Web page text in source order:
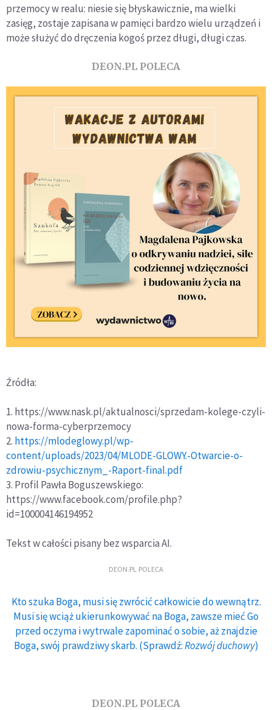
przemocy w realu: niesie się błyskawicznie, ma wielki
zasięg, zostaje zapisana w pamięci bardzo wielu urządzeń i
może służyć do dręczenia kogoś przez długi, długi czas.
DEON.PL POLECA
Źródła:
1. https://www.nask.pl/aktualnosci/sprzedam-kolege-czyli-
nowa-forma-cyberprzemocy
2. https://mlodeglowy.pl/wp-
content/uploads/2023/04/MLODE-GLOWY.-Otwarcie-o-
zdrowiu-psychicznym_-Raport-final.pdf
3. Profil Pawła Boguszewskiego:
https://www.facebook.com/profile.php?
id=100004146194952
Tekst w całości pisany bez wsparcia AI.
DEON.PL POLECA
Kto szuka Boga, musi się zwrócić całkowicie do wewnątrz.
Musi się wciąż ukierunkowywać na Boga, zawsze mieć Go
przed oczyma i wytrwale zapominać o sobie, aż znajdzie
Boga, swój prawdziwy skarb. (Sprawdź:Rozwój duchowy)
DEON.PL POLECA